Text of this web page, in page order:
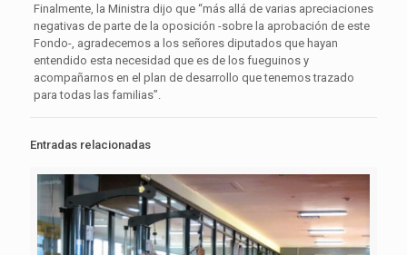
Finalmente, la Ministra dijo que “más allá de varias apreciaciones
negativas de parte de la oposición -sobre la aprobación de este
Fondo-, agradecemos a los señores diputados que hayan
entendido esta necesidad que es de los fueguinos y
acompañarnos en el plan de desarrollo que tenemos trazado
para todas las familias”.
Entradas relacionadas